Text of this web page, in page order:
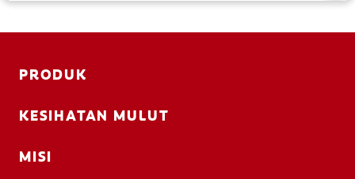
PRODUK
KESIHATAN MULUT
MISI